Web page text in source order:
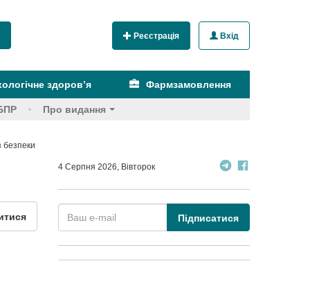
Реєстрація Вхід
здоров’я Фармзамовлення
Про видання
безпеки
4 Серпня 2026, Вівторок
Підписатися